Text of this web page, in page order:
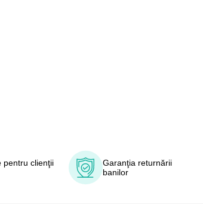
pentru clienţii
Garanţia returnării
banilor